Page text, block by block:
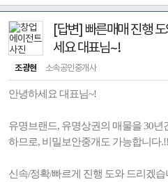
[답변] 빠른매매 진행
세요 대표님~!
조광현 소속공인중개사
안녕하세요 대표님~!
유명브랜드, 유명상권의 매물을 30년
하므로, 비밀보안중개도 가능합니다.!!
신속/정확/빠르게 진행 도와 드리겠습